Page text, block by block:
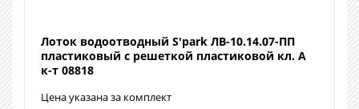
Лоток водоотводный S'park ЛВ-10.14.07-ПП
пластиковый с решеткой пластиковой кл. A
к-т 08818
Цена указана за комплект